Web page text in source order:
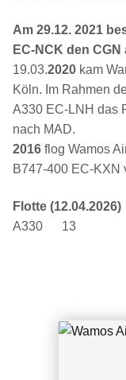
Am 29.12. 2021
EC-NCK den
19.03.2020 kam
Köln. Im Rahmen
A330 EC-LNH das
nach MAD.
2016 flog Wamos
B747-400 EC-KXN
Flotte (12.04.2026)
A330 13